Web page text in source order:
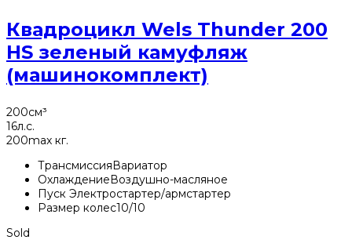
Квадроцикл Wels Thunder 200
HS зеленый камуфляж
(машинокомплект)
200см³
16л.с.
200max кг.
ТрансмиссияВариатор
ОхлаждениеВоздушно-масляное
Пуск Электростартер/армстартер
Размер колес10/10
Sold